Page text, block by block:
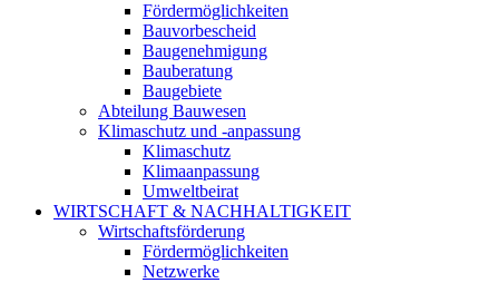
Fördermöglichkeiten
Bauvorbescheid
Baugenehmigung
Bauberatung
Baugebiete
Abteilung Bauwesen
Klimaschutz und -anpassung
Klimaschutz
Klimaanpassung
Umweltbeirat
WIRTSCHAFT & NACHHALTIGKEIT
Wirtschaftsförderung
Fördermöglichkeiten
Netzwerke